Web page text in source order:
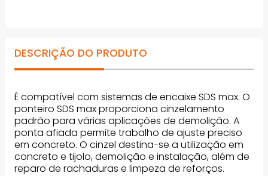
DESCRIÇÃO DO PRODUTO
É compatível com sistemas de encaixe SDS max. O
ponteiro SDS max proporciona cinzelamento
padrão para várias aplicações de demolição. A
ponta afiada permite trabalho de ajuste preciso
em concreto. O cinzel destina-se a utilização em
concreto e tijolo, demolição e instalação, além de
reparo de rachaduras e limpeza de reforços.